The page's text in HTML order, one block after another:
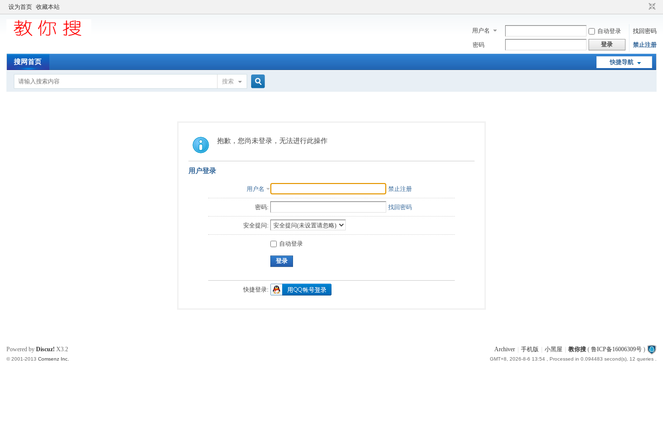
设为首页 收藏本站
用户名 自动登录
找回密码
密码
登录 禁止注册
快捷导航
搜网首页
搜索
索
抱歉，您尚未登录，无法进行此操作
用户登录
用户名 禁止注册
密码: 找回密码
安全提问:
自动登录
登录
快捷登录:
Archiver 手机版 小黑屋 教你搜( 鲁ICP备16006309号)
GMT+8, 2026-8-6 13:54, Processed in 0.094483 second(s), 12 queries .
Powered byDiscuz! X3.2
© 2001-2013Comsenz Inc.